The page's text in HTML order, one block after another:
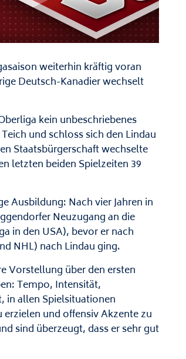
weiterhin kräftig voran
Deutsch-Kanadier wechselt
kein unbeschriebenes
und schloss sich den Lindau
Staatsbürgerschaft wechselte
letzten beiden Spielzeiten 39
Ausbildung: Nach vier Jahren in
Neuzugang an die
in den USA), bevor er nach
NHL) nach Lindau ging.
Vorstellung über den ersten
Tempo, Intensität,
in allen Spielsituationen
und offensiv Akzente zu
sind überzeugt, dass er sehr gut